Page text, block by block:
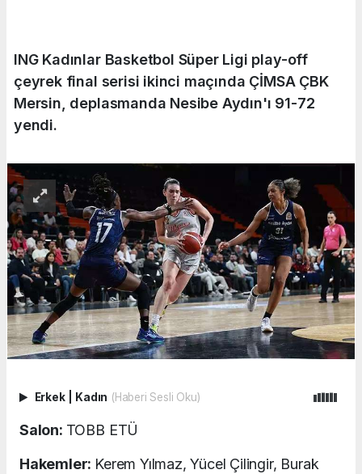
ING Kadınlar Basketbol Süper Ligi play-off
çeyrek final serisi ikinci maçında ÇİMSA ÇBK
Mersin, deplasmanda Nesibe Aydın'ı 91-72
yendi.
Erkek Kadın (Haberi Sesli Oku)
Salon: TOBB ETÜ
Hakemler: Kerem Yılmaz, Yücel Çilingir, Burak